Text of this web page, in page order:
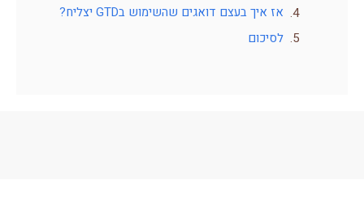
אז איך בעצם דואגים שהשימוש בGTD יצליח?
לסיכום